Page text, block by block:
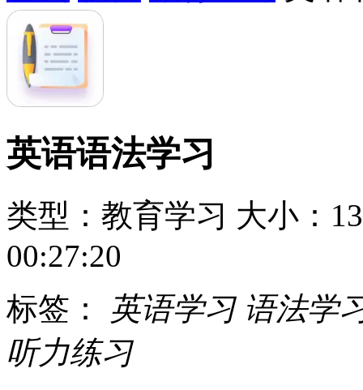
英语语法学习
类型：教育学习 大小：
00:27:20
标签： 英语学习 语法学
听力练习